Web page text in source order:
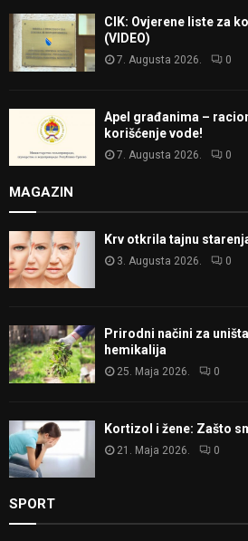
CIK: Ovjerene liste za
(VIDEO)
7. Augusta 2026. 0
Apel građanima –
korišćenje vode!
7. Augusta 2026. 0
MAGAZIN
Krv otkrila tajnu
3. Augusta 2026. 0
Prirodni načini za
hemikalija
25. Maja 2026. 0
Kortizol i žene: Zašto
21. Maja 2026. 0
SPORT